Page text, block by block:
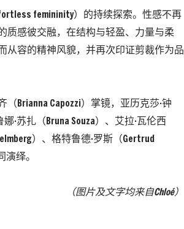
femininity）的持续探索。性感不再
质感彼交融，在结构与轻盈、力量与柔
从容的精神风貌，并再次印证剪裁作为品
Brianna Capozzi）掌镜，亚历克莎·钟
·苏扎（Bruna Souza）、艾拉·瓦伦西
）、格特鲁德·罗斯（Gertrud
演绎。
（图片及文字均来自Chloé）